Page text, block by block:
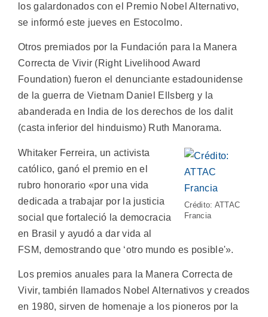
los galardonados con el Premio Nobel Alternativo,
se informó este jueves en Estocolmo.
Otros premiados por la Fundación para la Manera
Correcta de Vivir (Right Livelihood Award
Foundation) fueron el denunciante estadounidense
de la guerra de Vietnam Daniel Ellsberg y la
abanderada en India de los derechos de los dalit
(casta inferior del hinduismo) Ruth Manorama.
Crédito: ATTAC
Francia
Whitaker Ferreira, un activista
católico, ganó el premio en el
rubro honorario «por una vida
dedicada a trabajar por la justicia
social que fortaleció la democracia
en Brasil y ayudó a dar vida al
FSM, demostrando que ‘otro mundo es posible'».
Los premios anuales para la Manera Correcta de
Vivir, también llamados Nobel Alternativos y creados
en 1980, sirven de homenaje a los pioneros por la